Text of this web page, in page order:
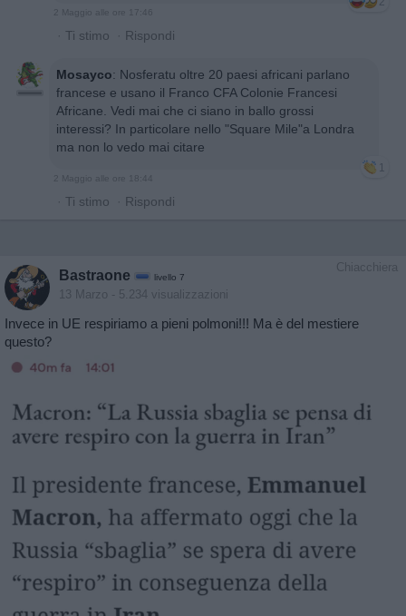
2 Maggio alle ore 17:46
· Ti stimo · Rispondi
Mosayco: Nosferatu oltre 20 paesi africani parlano
francese e usano il Franco CFA Colonie Francesi
Africane. Vedi mai che ci siano in ballo grossi
interessi? In particolare nello "Square Mile"a Londra
ma non lo vedo mai citare
1
2 Maggio alle ore 18:44
· Ti stimo · Rispondi
Chiacchiera
Bastraone livello 7
13 Marzo - 5.234 visualizzazioni
Invece in UE respiriamo a pieni polmoni!!! Ma è del mestiere
questo?